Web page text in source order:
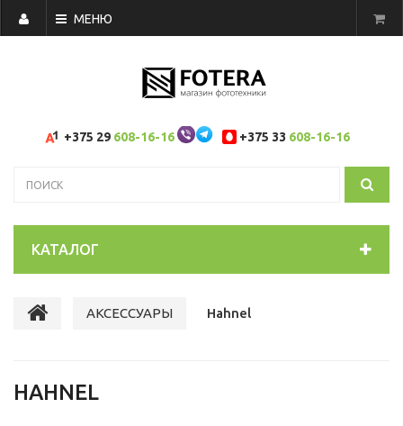
МЕНЮ
+375 29 608-16-16 +375 33 608-16-16
КАТАЛОГ
АКСЕССУАРЫ Hahnel
HAHNEL